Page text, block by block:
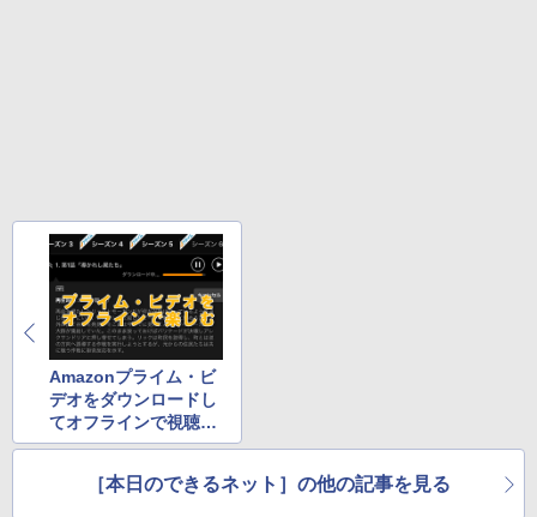
Amazonプライム・ビ
デオをダウンロードし
てオフラインで視聴す
る方法
［本日のできるネット］の他の記事を見る